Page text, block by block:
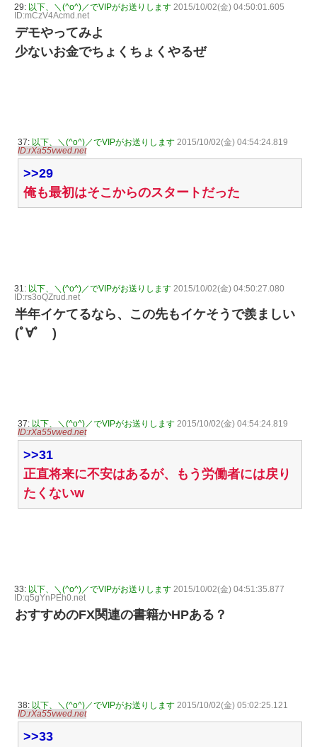
29: 以下、＼(^o^)／でVIPがお送りします 2015/10/02(金) 04:50:01.605
ID:mCzV4Acmd.net
デモやってみよ
少ないお金でちょくちょくやるぜ
37: 以下、＼(^o^)／でVIPがお送りします 2015/10/02(金) 04:54:24.819
ID:rXa55vwed.net
>>29
俺も最初はそこからのスタートだった
31: 以下、＼(^o^)／でVIPがお送りします 2015/10/02(金) 04:50:27.080
ID:rs3oQZrud.net
半年イケてるなら、この先もイケそうで羨ましい
(ﾟ∀ﾟゞ)
37: 以下、＼(^o^)／でVIPがお送りします 2015/10/02(金) 04:54:24.819
ID:rXa55vwed.net
>>31
正直将来に不安はあるが、もう労働者には戻り
たくないw
33: 以下、＼(^o^)／でVIPがお送りします 2015/10/02(金) 04:51:35.877
ID:q5gYnPEh0.net
おすすめのFX関連の書籍かHPある？
38: 以下、＼(^o^)／でVIPがお送りします 2015/10/02(金) 05:02:25.121
ID:rXa55vwed.net
>>33